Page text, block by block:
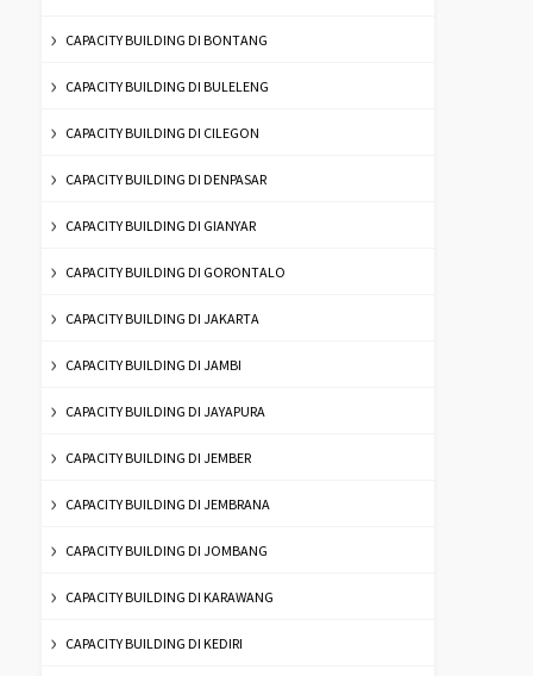
CAPACITY BUILDING DI BONTANG
CAPACITY BUILDING DI BULELENG
CAPACITY BUILDING DI CILEGON
CAPACITY BUILDING DI DENPASAR
CAPACITY BUILDING DI GIANYAR
CAPACITY BUILDING DI GORONTALO
CAPACITY BUILDING DI JAKARTA
CAPACITY BUILDING DI JAMBI
CAPACITY BUILDING DI JAYAPURA
CAPACITY BUILDING DI JEMBER
CAPACITY BUILDING DI JEMBRANA
CAPACITY BUILDING DI JOMBANG
CAPACITY BUILDING DI KARAWANG
CAPACITY BUILDING DI KEDIRI